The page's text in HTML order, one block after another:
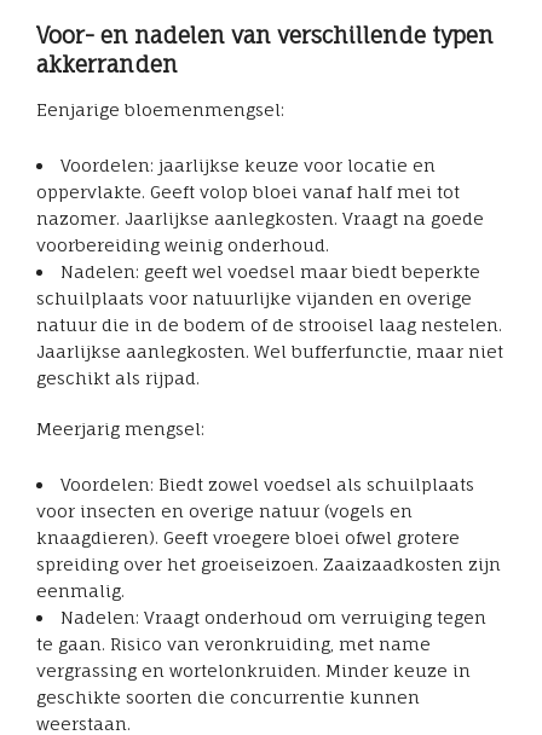
Voor- en nadelen van verschillende typen
akkerranden
Eenjarige bloemenmengsel:
Voordelen: jaarlijkse keuze voor locatie en
oppervlakte. Geeft volop bloei vanaf half mei tot
nazomer. Jaarlijkse aanlegkosten. Vraagt na goede
voorbereiding weinig onderhoud.
Nadelen: geeft wel voedsel maar biedt beperkte
schuilplaats voor natuurlijke vijanden en overige
natuur die in de bodem of de strooisel laag nestelen.
Jaarlijkse aanlegkosten. Wel bufferfunctie, maar niet
geschikt als rijpad.
Meerjarig mengsel:
Voordelen: Biedt zowel voedsel als schuilplaats
voor insecten en overige natuur (vogels en
knaagdieren). Geeft vroegere bloei ofwel grotere
spreiding over het groeiseizoen. Zaaizaadkosten zijn
eenmalig.
Nadelen: Vraagt onderhoud om verruiging tegen
te gaan. Risico van veronkruiding, met name
vergrassing en wortelonkruiden. Minder keuze in
geschikte soorten die concurrentie kunnen
weerstaan.